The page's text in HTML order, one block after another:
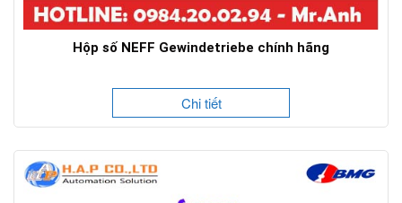
Hộp số NEFF Gewindetriebe chính hãng
Chi tiết